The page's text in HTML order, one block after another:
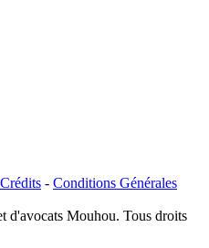
- Conditions Générales
d'avocats Mouhou. Tous droits